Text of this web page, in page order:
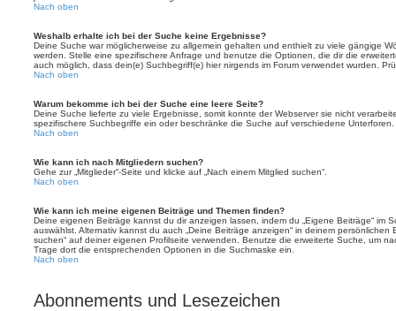
Nach oben
Weshalb erhalte ich bei der Suche keine Ergebnisse?
Deine Suche war möglicherweise zu allgemein gehalten und enthielt zu viele gängige
werden. Stelle eine spezifischere Anfrage und benutze die Optionen, die dir die
auch möglich, dass dein(e) Suchbegriff(e) hier nirgends im Forum verwendet wurden.
Nach oben
Warum bekomme ich bei der Suche eine leere Seite?
Deine Suche lieferte zu viele Ergebnisse, somit konnte der Webserver sie nicht
spezifischere Suchbegriffe ein oder beschränke die Suche auf verschiedene Unterforen.
Nach oben
Wie kann ich nach Mitgliedern suchen?
Gehe zur „Mitglieder“-Seite und klicke auf „Nach einem Mitglied suchen“.
Nach oben
Wie kann ich meine eigenen Beiträge und Themen finden?
Deine eigenen Beiträge kannst du dir anzeigen lassen, indem du „Eigene Beiträge“ im
auswählst. Alternativ kannst du auch „Deine Beiträge anzeigen“ in deinem persönlichen
suchen“ auf deiner eigenen Profilseite verwenden. Benutze die erweiterte Suche, um
Trage dort die entsprechenden Optionen in die Suchmaske ein.
Nach oben
Abonnements und Lesezeichen